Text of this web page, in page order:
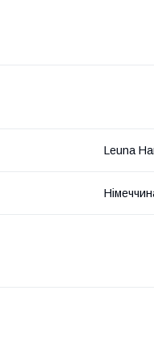
Leuna